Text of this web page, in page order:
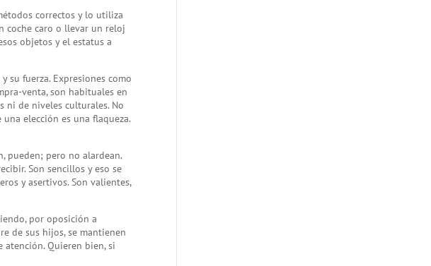
correctos y lo utiliza
coche caro o llevar un reloj
objetos y el estatus a
su fuerza. Expresiones como
venta, son habituales en
ni de niveles culturales. No
elección es una flaqueza.
pueden; pero no alardean.
Son sencillos y eso se
y asertivos. Son valientes,
por oposición a
de sus hijos, se mantienen
atención. Quieren bien, si